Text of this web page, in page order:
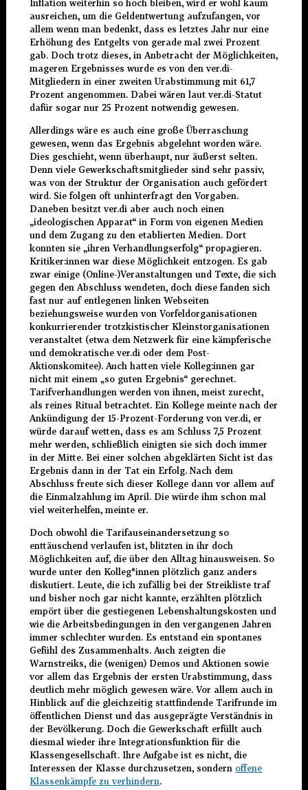
Inflation weiterhin so hoch bleiben, wird er wohl kaum
ausreichen, um die Geldentwertung aufzufangen, vor
allem wenn man bedenkt, dass es letztes Jahr nur eine
Erhöhung des Entgelts von gerade mal zwei Prozent
gab. Doch trotz dieses, in Anbetracht der Möglichkeiten,
mageren Ergebnisses wurde es von den ver.di-
Mitgliedern in einer zweiten Urabstimmung mit 61,7
Prozent angenommen. Dabei wären laut ver.di-Statut
dafür sogar nur 25 Prozent notwendig gewesen.
Allerdings wäre es auch eine große Überraschung
gewesen, wenn das Ergebnis abgelehnt worden wäre.
Dies geschieht, wenn überhaupt, nur äußerst selten.
Denn viele Gewerkschaftsmitglieder sind sehr passiv,
was von der Struktur der Organisation auch gefördert
wird. Sie folgen oft unhinterfragt den Vorgaben.
Daneben besitzt ver.di aber auch noch einen
„ideologischen Apparat“ in Form von eigenen Medien
und dem Zugang zu den etablierten Medien. Dort
konnten sie „ihren Verhandlungserfolg“ propagieren.
Kritiker:innen war diese Möglichkeit entzogen. Es gab
zwar einige (Online-)Veranstaltungen und Texte, die sich
gegen den Abschluss wendeten, doch diese fanden sich
fast nur auf entlegenen linken Webseiten
beziehungsweise wurden von Vorfeldorganisationen
konkurrierender trotzkistischer Kleinstorganisationen
veranstaltet (etwa dem Netzwerk für eine kämpferische
und demokratische ver.di oder dem Post-
Aktionskomitee). Auch hatten viele Kolleg:innen gar
nicht mit einem „so guten Ergebnis“ gerechnet.
Tarifverhandlungen werden von ihnen, meist zurecht,
als reines Ritual betrachtet. Ein Kollege meinte nach der
Ankündigung der 15-Prozent-Forderung von ver.di, er
würde darauf wetten, dass es am Schluss 7,5 Prozent
mehr werden, schließlich einigten sie sich doch immer
in der Mitte. Bei einer solchen abgeklärten Sicht ist das
Ergebnis dann in der Tat ein Erfolg. Nach dem
Abschluss freute sich dieser Kollege dann vor allem auf
die Einmalzahlung im April. Die würde ihm schon mal
viel weiterhelfen, meinte er.
Doch obwohl die Tarifauseinandersetzung so
enttäuschend verlaufen ist, blitzten in ihr doch
Möglichkeiten auf, die über den Alltag hinausweisen. So
wurde unter den Kolleg*innen plötzlich ganz anders
diskutiert. Leute, die ich zufällig bei der Streikliste traf
und bisher noch gar nicht kannte, erzählten plötzlich
empört über die gestiegenen Lebenshaltungskosten und
wie die Arbeitsbedingungen in den vergangenen Jahren
immer schlechter wurden. Es entstand ein spontanes
Gefühl des Zusammenhalts. Auch zeigten die
Warnstreiks, die (wenigen) Demos und Aktionen sowie
vor allem das Ergebnis der ersten Urabstimmung, dass
deutlich mehr möglich gewesen wäre. Vor allem auch in
Hinblick auf die gleichzeitig stattfindende Tarifrunde im
öffentlichen Dienst und das ausgeprägte Verständnis in
der Bevölkerung. Doch die Gewerkschaft erfüllt auch
diesmal wieder ihre Integrationsfunktion für die
Klassengesellschaft. Ihre Aufgabe ist es nicht, die
Interessen der Klasse durchzusetzen, sondern offene
Klassenkämpfe zu verhindern.